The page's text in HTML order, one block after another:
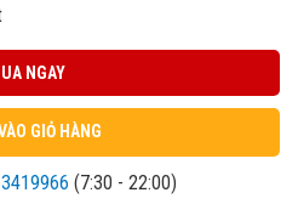
NGAY
GIỎ HÀNG
(7:30 - 22:00)